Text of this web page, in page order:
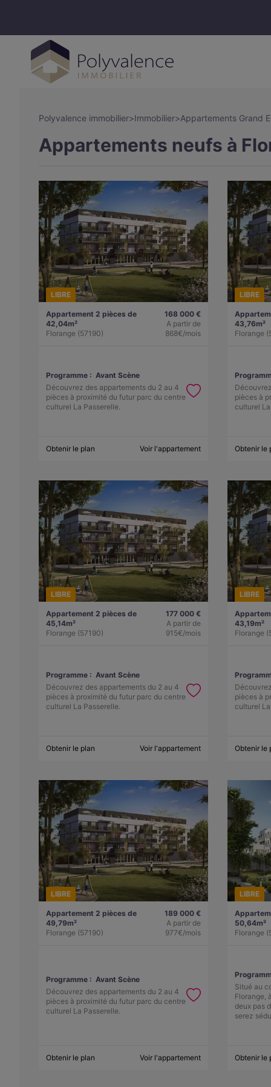
Polyvalence immobilier>Immobilier>Appartements Grand
Appartements neufs à
LIBRE
Appartement 2 pièces de
42,04m²
Florange (57190)
168 000 €
A partir de
868€/mois
Programme : Avant Scène
Découvrez des appartements du 2 au 4
pièces à proximité du futur parc du centre
culturel La Passerelle.
Obtenir le plan Voir l'appartement
LIBRE
43,76m²
Florange
pièces à
culturel
Obtenir le
LIBRE
Appartement 2 pièces de
45,14m²
Florange (57190)
177 000 €
A partir de
915€/mois
Programme : Avant Scène
Découvrez des appartements du 2 au 4
pièces à proximité du futur parc du centre
culturel La Passerelle.
Obtenir le plan Voir l'appartement
LIBRE
43,19m²
Florange
pièces à
culturel
Obtenir le
LIBRE
Appartement 2 pièces de
49,79m²
Florange (57190)
189 000 €
A partir de
977€/mois
Programme : Avant Scène
Découvrez des appartements du 2 au 4
pièces à proximité du futur parc du centre
culturel La Passerelle.
Obtenir le plan Voir l'appartement
LIBRE
50,64m²
Florange
Situé au
Florange,
deux pas
serez
Obtenir le